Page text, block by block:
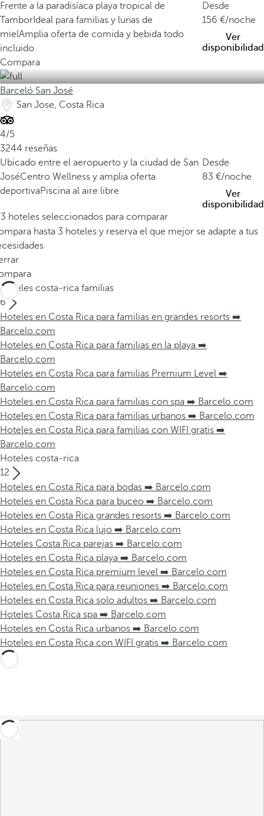
Frente a la paradisíaca playa tropical de
Tambor Ideal para familias y lunas de
mielAmplia oferta de comida y bebida todo
incluido
Desde
156
/noche
Ver
disponibilidad
Compara
Barceló San José
San Jose, Costa Rica
4/5
3244 reseñas
Ubicado entre el aeropuerto y la ciudad de San
JoséCentro Wellness y amplia oferta
deportivaPiscina al aire libre
Desde
83
/noche
Ver
disponibilidad
hoteles seleccionados para comparar
hasta 3 hoteles y reserva el que mejor se adapte a tus
Hoteles costa-rica familias
6
Hoteles en Costa Rica para familias en grandes resorts ➡️
Barcelo.com
Hoteles en Costa Rica para familias en la playa ➡️
Barcelo.com
Hoteles en Costa Rica para familias Premium Level ➡️
Barcelo.com
Hoteles en Costa Rica para familias con spa ➡️ Barcelo.com
Hoteles en Costa Rica para familias urbanos ➡️ Barcelo.com
Hoteles en Costa Rica para familias con WIFI gratis ➡️
Barcelo.com
Hoteles costa-rica
12
Hoteles en Costa Rica para bodas ➡️ Barcelo.com
Hoteles en Costa Rica para buceo ➡️ Barcelo.com
Hoteles en Costa Rica grandes resorts ➡️ Barcelo.com
Hoteles en Costa Rica lujo ➡️ Barcelo.com
Hoteles Costa Rica parejas ➡️ Barcelo.com
Hoteles en Costa Rica playa ➡️ Barcelo.com
Hoteles en Costa Rica premium level ➡️ Barcelo.com
Hoteles en Costa Rica para reuniones ➡️ Barcelo.com
Hoteles en Costa Rica solo adultos ➡️ Barcelo.com
Hoteles Costa Rica spa ➡️ Barcelo.com
Hoteles en Costa Rica urbanos ➡️ Barcelo.com
Hoteles en Costa Rica con WIFI gratis ➡️ Barcelo.com